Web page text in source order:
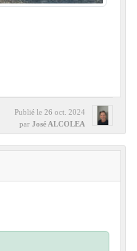
Publié le 26 oct. 2024
par José ALCOLEA